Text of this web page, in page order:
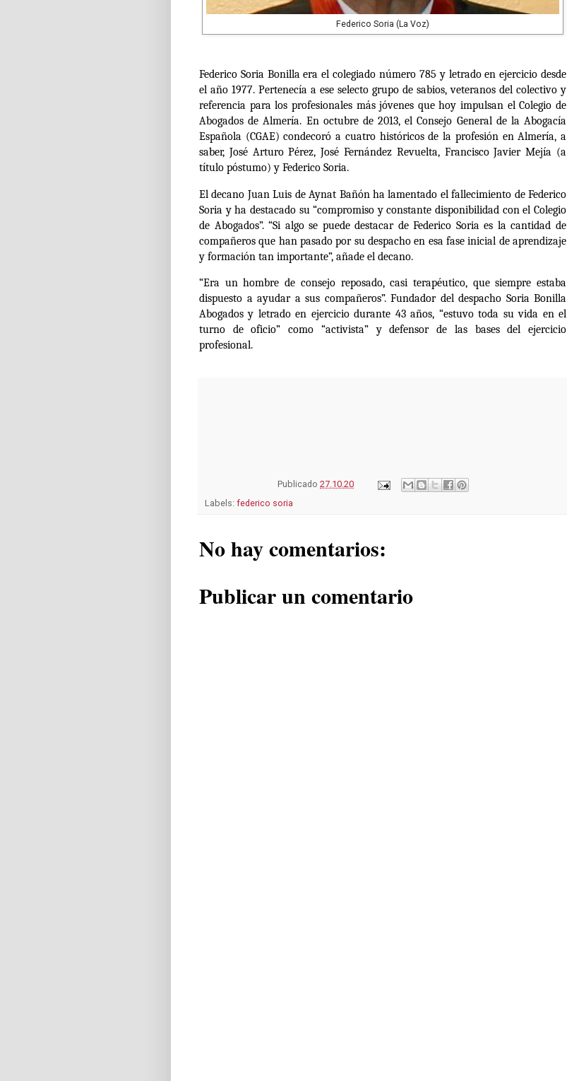
Federico Soria (La Voz)
Federico Soria Bonilla era el colegiado número 785 y letrado en ejercicio desde
el año 1977. Pertenecía a ese selecto grupo de sabios, veteranos del colectivo y
referencia para los profesionales más jóvenes que hoy impulsan el Colegio de
Abogados de Almería. En octubre de 2013, elConsejo General de la Abogacía
Española (CGAE) condecoró a cuatro históricosde la profesión en Almería, a
saber, José Arturo Pérez, José Fernández Revuelta, Francisco Javier Mejía (a
título póstumo) y Federico Soria.
El decano Juan Luis de Aynat Bañón ha lamentado el fallecimiento de Federico
Soria y ha destacado su “compromiso y constante disponibilidad con el Colegio
de Abogados”.“Si algo se puede destacar de Federico Soria es la cantidad de
compañeros que han pasado por su despachoen esa fase inicial de aprendizaje
y formación tan importante”, añade el decano.
“Era un hombre de consejo reposado, casi terapéutico, quesiempre estaba
dispuesto a ayudar a sus compañeros”. Fundador del despacho Soria Bonilla
Abogados y letrado en ejercicio durante 43 años, “estuvo toda su vida en el
turno de oficio” como “activista” y defensor de las bases del ejercicio
profesional.
Publicado 27.10.20
Labels: federico soria
No hay comentarios:
Publicar un comentario